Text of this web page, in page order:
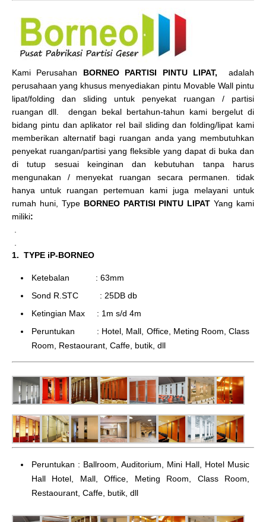
Kami Perusahan BORNEO PARTISI PINTU LIPAT, adalah
perusahaan yang khusus menyediakan pintu Movable Wall pintu
lipat/folding dan sliding untuk penyekat ruangan / partisi
ruangan dll. dengan bekal bertahun-tahun kami bergelut di
bidang pintu dan aplikator rel bail sliding dan folding/lipat kami
memberikan alternatif bagi ruangan anda yang membutuhkan
penyekat ruangan/partisi yang fleksible yang dapat di buka dan
di tutup sesuai keinginan dan kebutuhan tanpa harus
mengunakan / menyekat ruangan secara permanen. tidak
hanya untuk ruangan pertemuan kami juga melayani untuk
rumah huni, Type BORNEO PARTISI PINTU LIPAT Yang kami
miliki:
1. TYPE iP-BORNEO
Ketebalan : 63mm
Sond R.STC : 25DB db
Ketingian Max : 1m s/d 4m
Peruntukan : Hotel, Mall, Office, Meting Room, Class
Room, Restaourant, Caffe, butik, dll
Peruntukan : Ballroom, Auditorium, Mini Hall, Hotel Music
Hall Hotel, Mall, Office, Meting Room, Class Room,
Restaourant, Caffe, butik, dll